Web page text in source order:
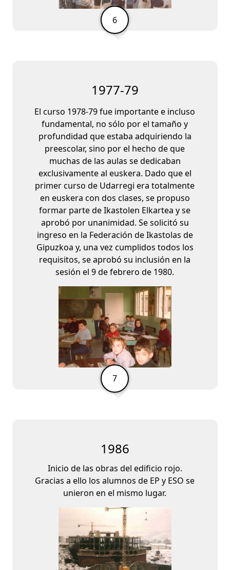
1977-79
El curso 1978-79 fue importante e incluso
fundamental, no sólo por el tamaño y
profundidad que estaba adquiriendo la
preescolar, sino por el hecho de que
muchas de las aulas se dedicaban
exclusivamente al euskera. Dado que el
primer curso de Udarregi era totalmente
en euskera con dos clases, se propuso
formar parte de Ikastolen Elkartea y se
aprobó por unanimidad. Se solicitó su
ingreso en la Federación de Ikastolas de
Gipuzkoa y, una vez cumplidos todos los
requisitos, se aprobó su inclusión en la
sesión el 9 de febrero de 1980.
1986
Inicio de las obras del edificio rojo.
Gracias a ello los alumnos de EP y ESO se
unieron en el mismo lugar.